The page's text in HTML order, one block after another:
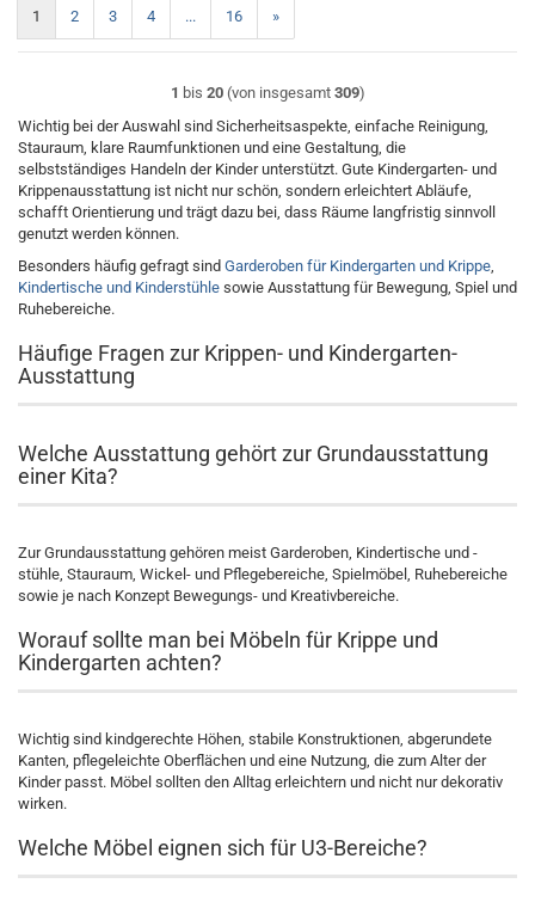
1 2 3 4 ... 16 »
1 bis 20(von insgesamt 309)
Wichtig bei der Auswahl sind Sicherheitsaspekte, einfache Reinigung,
Stauraum, klare Raumfunktionen und eine Gestaltung, die
selbstständiges Handeln der Kinder unterstützt. Gute Kindergarten- und
Krippenausstattung ist nicht nur schön, sondern erleichtert Abläufe,
schafft Orientierung und trägt dazu bei, dass Räume langfristig sinnvoll
genutzt werden können.
Besonders häufig gefragt sind Garderoben für Kindergarten und Krippe,
Kindertische und Kinderstühle sowie Ausstattung für Bewegung, Spiel und
Ruhebereiche.
Häufige Fragen zur Krippen- und Kindergarten-
Ausstattung
Welche Ausstattung gehört zur Grundausstattung
einer Kita?
Zur Grundausstattung gehören meist Garderoben, Kindertische und -
stühle, Stauraum, Wickel- und Pflegebereiche, Spielmöbel, Ruhebereiche
sowie je nach Konzept Bewegungs- und Kreativbereiche.
Worauf sollte man bei Möbeln für Krippe und
Kindergarten achten?
Wichtig sind kindgerechte Höhen, stabile Konstruktionen, abgerundete
Kanten, pflegeleichte Oberflächen und eine Nutzung, die zum Alter der
Kinder passt. Möbel sollten den Alltag erleichtern und nicht nur dekorativ
wirken.
Welche Möbel eignen sich für U3-Bereiche?